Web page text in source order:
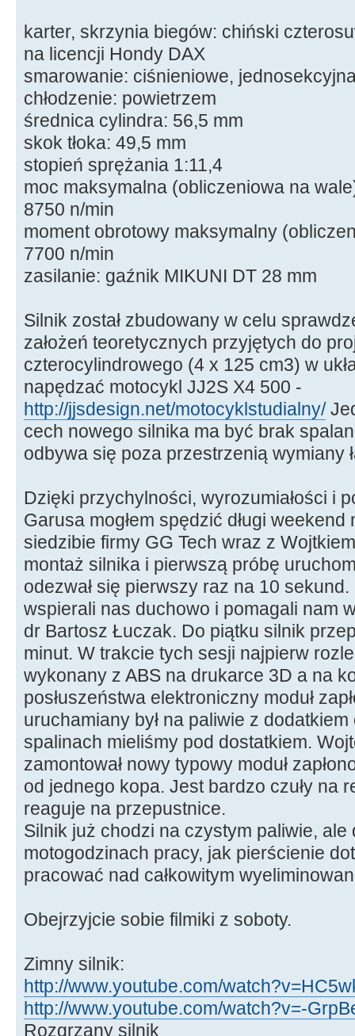
karter, skrzynia biegów: chiński
na licencji Hondy DAX
smarowanie: ciśnieniowe,
chłodzenie: powietrzem
średnica cylindra: 56,5 mm
skok tłoka: 49,5 mm
stopień sprężania 1:11,4
moc maksymalna (obliczeniowa na
8750 n/min
moment obrotowy maksymalny
7700 n/min
zasilanie: gaźnik MIKUNI DT 28 mm
Silnik został zbudowany w celu
założeń teoretycznych przyjętych do
czterocylindrowego (4 x 125 cm3) w
napędzać motocykl JJ2S X4 500 -
http://jjsdesign.net/motocyklstudialny/
cech nowego silnika ma być brak
odbywa się poza przestrzenią wymiany
Dzięki przychylności, wyrozumiałości i
Garusa mogłem spędzić długi
siedzibie firmy GG Tech wraz z
montaż silnika i pierwszą próbę
odezwał się pierwszy raz na 10
wspierali nas duchowo i pomagali nam
dr Bartosz Łuczak. Do piątku silnik
minut. W trakcie tych sesji najpierw
wykonany z ABS na drukarce 3D a na
posłuszeństwa elektroniczny moduł
uruchamiany był na paliwie z
spalinach mieliśmy pod dostatkiem.
zamontował nowy typowy moduł
od jednego kopa. Jest bardzo czuły na
reaguje na przepustnice.
Silnik już chodzi na czystym paliwie, ale
motogodzinach pracy, jak pierścienie
pracować nad całkowitym
Obejrzyjcie sobie filmiki z soboty.
Zimny silnik:
http://www.youtube.com/
http://www.youtube.com/watch?v=-
Rozgrzany silnik